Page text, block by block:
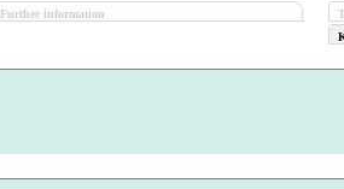
Further information